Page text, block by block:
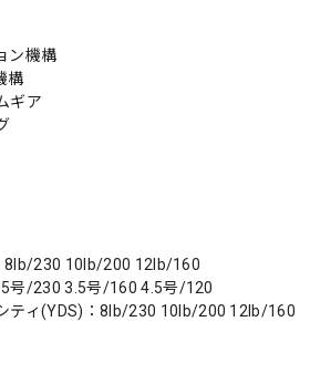
ン機構
構
ギア
8lb/230 10lb/200 12lb/160
号/230 3.5号/160 4.5号/120
ティ(YDS)：8lb/230 10lb/200 12lb/160